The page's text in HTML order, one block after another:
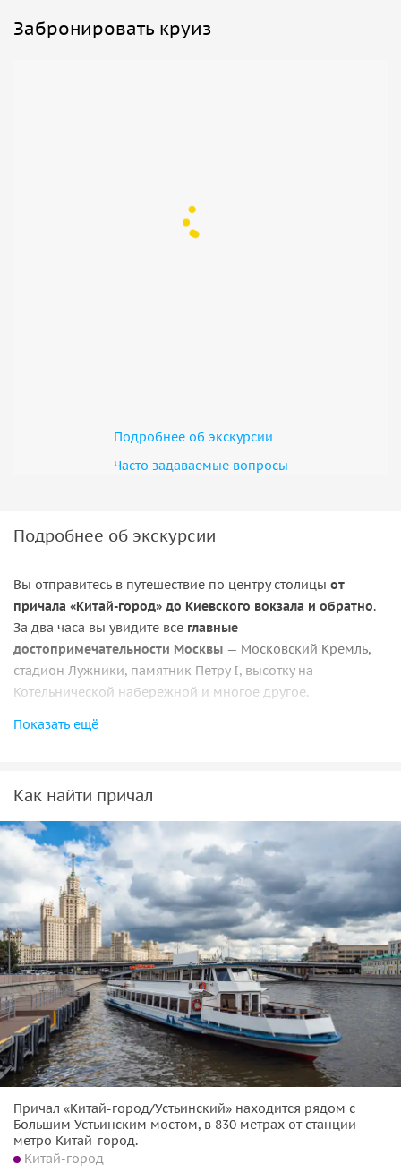
Забронировать круиз
Подробнее об экскурсии
Часто задаваемые вопросы
Подробнее об экскурсии
Вы отправитесь в путешествие по центру столицы от
причала «Китай-город» до Киевского вокзала и обратно.
За два часа вы увидите все главные
достопримечательности Москвы — Московский Кремль,
стадион Лужники, памятник Петру I, высотку на
Котельнической набережной и многое другое.
Показать ещё
Как найти причал
Причал «Китай-город/Устьинский» находится рядом с
Большим Устьинским мостом, в 830 метрах от станции
метро Китай-город.
Китай-город